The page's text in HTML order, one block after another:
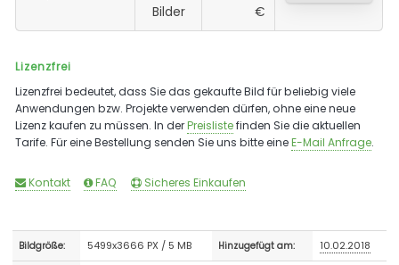
Bilder
€
Lizenzfrei
Lizenzfrei bedeutet, dass Sie das gekaufte Bild für beliebig viele
Anwendungen bzw. Projekte verwenden dürfen, ohne eine neue
Lizenz kaufen zu müssen. In derPreislistefinden Sie die aktuellen
Tarife. Für eine Bestellung senden Sie uns bitte eineE-Mail Anfrage.
Kontakt FAQ Sicheres Einkaufen
Bildgröße: 5499x3666 PX / 5 MB Hinzugefügt am: 10.02.2018